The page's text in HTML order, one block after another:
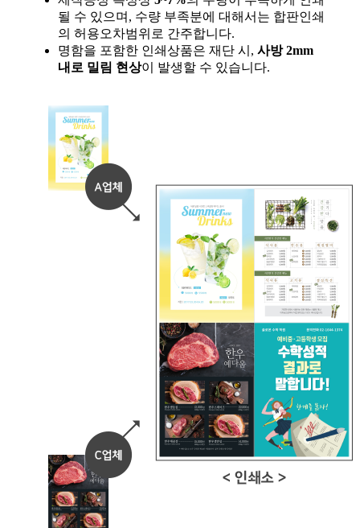
될 수 있으며, 수량 부족분에 대해서는 합판인쇄
의 허용오차범위로 간주합니다.
명함을 포함한 인쇄상품은 재단 시, 사방 2mm
내로 밀림 현상이 발생할 수 있습니다.